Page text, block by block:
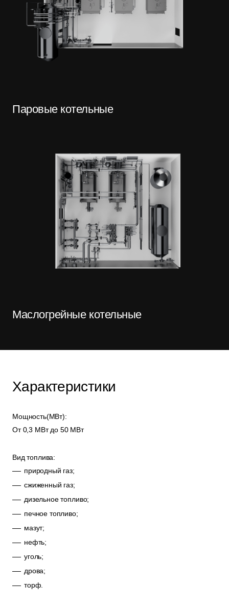
Паровые котельные
Маслогрейные котельные
Характеристики
Мощность(МВт):
От 0,3 МВт до 50 МВт
Вид топлива:
природный газ;
сжиженный газ;
дизельное топливо;
печное топливо;
мазут;
нефть;
уголь;
дрова;
торф.